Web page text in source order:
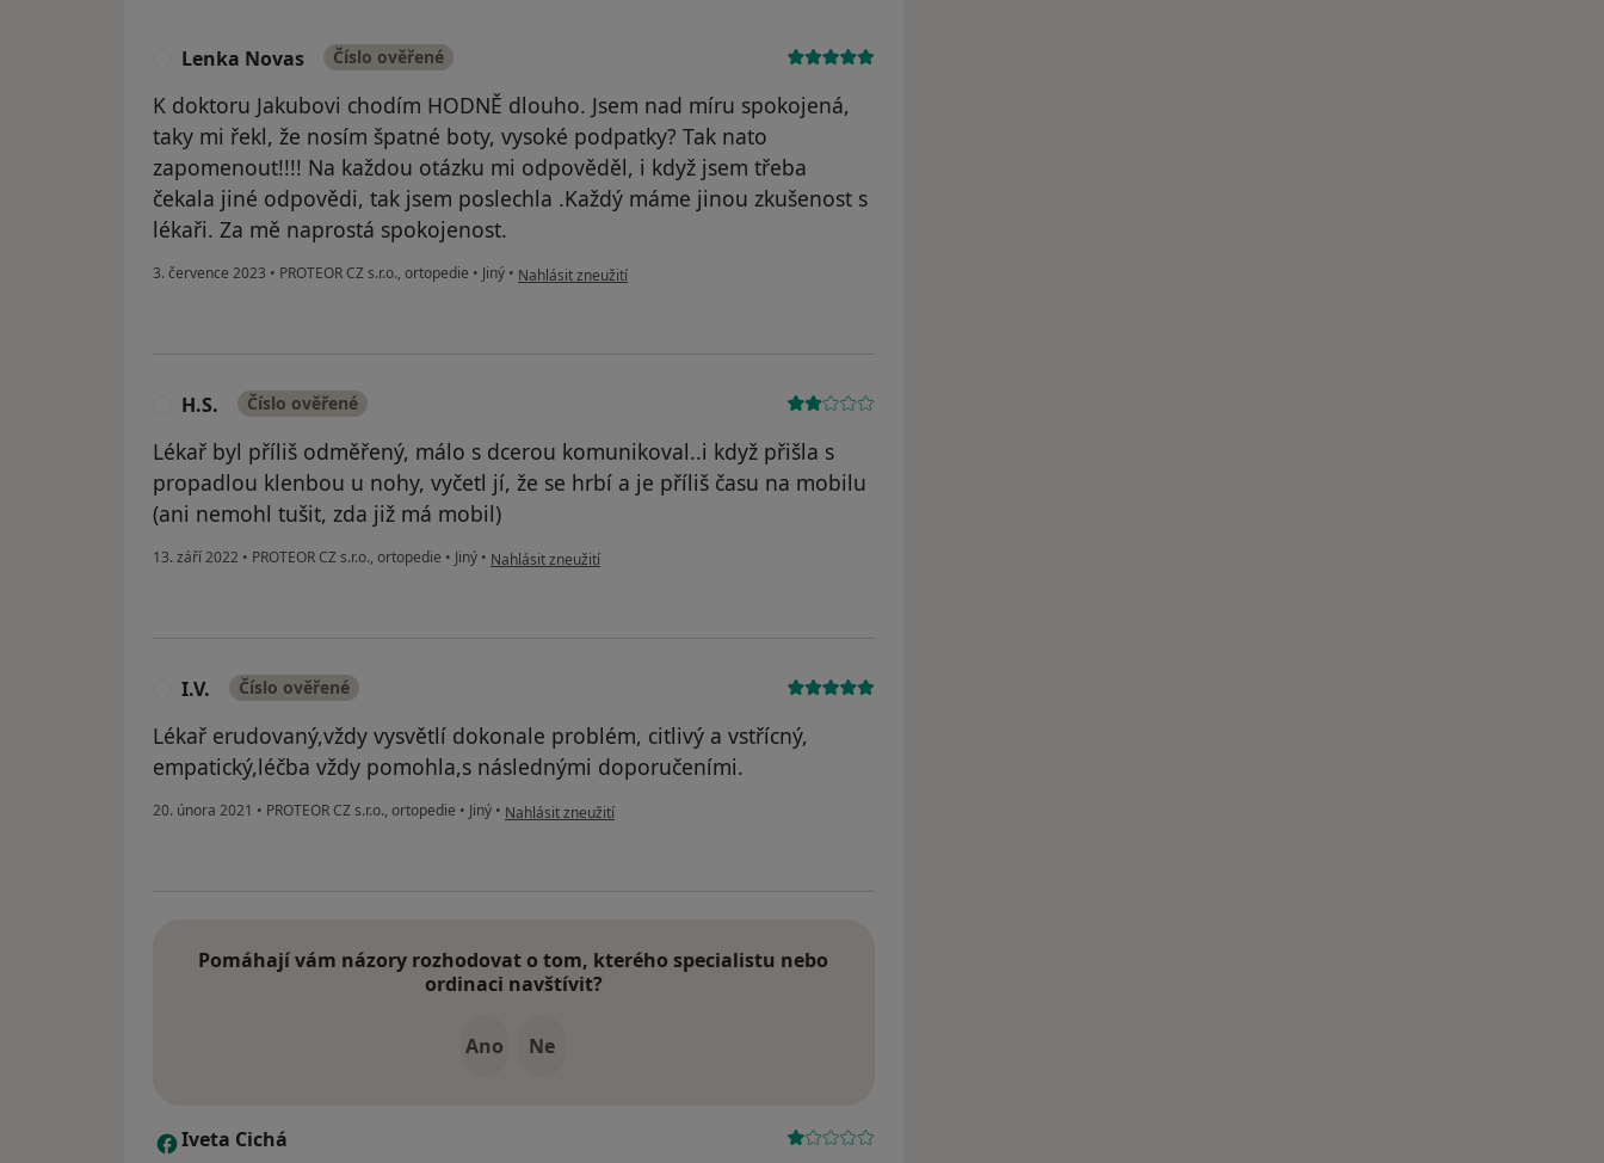
Lenka Novas Číslo ověřené
K doktoru Jakubovi chodím HODNĚ dlouho. Jsem nad míru spokojená,
taky mi řekl, že nosím špatné boty, vysoké podpatky? Tak nato
zapomenout!!!! Na každou otázku mi odpověděl, i když jsem třeba
čekala jiné odpovědi, tak jsem poslechla .Každý máme jinou zkušenost s
lékaři. Za mě naprostá spokojenost.
3. července 2023 • PROTEOR CZ s.r.o., ortopedie • Jiný • podle názoru uživatele Lenka Novas
Nahlásit zneužití
H.S. Číslo ověřené
Lékař byl příliš odměřený, málo s dcerou komunikoval..i když přišla s
propadlou klenbou u nohy, vyčetl jí, že se hrbí a je příliš času na mobilu
(ani nemohl tušit, zda již má mobil)
13. září 2022 • PROTEOR CZ s.r.o., ortopedie • Jiný • podle názoru uživatele H.S.
Nahlásit zneužití
I.V. Číslo ověřené
Lékař erudovaný,vždy vysvětlí dokonale problém, citlivý a vstřícný,
empatický,léčba vždy pomohla,s následnými doporučeními.
20. února 2021 • PROTEOR CZ s.r.o., ortopedie • Jiný • podle názoru uživatele I.V.
Nahlásit zneužití
Pomáhají vám názory rozhodovat o tom, kterého specialistu nebo
ordinaci navštívit?
Ano Ne
I Iveta Cichá